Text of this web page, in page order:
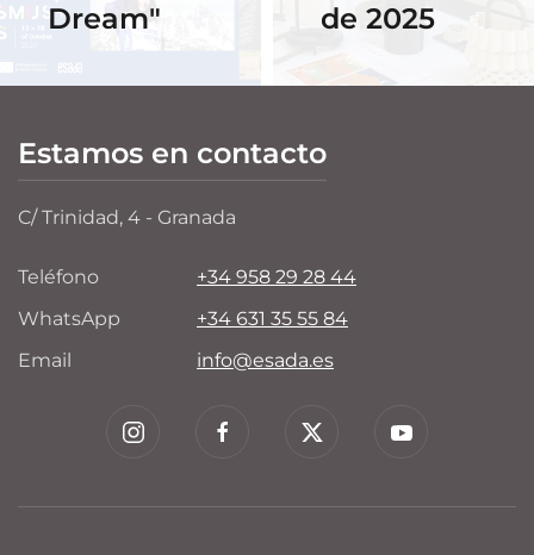
Dream"
de 2025
Estamos en contacto
C/ Trinidad, 4 - Granada
Teléfono
+34 958 29 28 44
WhatsApp
+34 631 35 55 84
Email
info@esada.es